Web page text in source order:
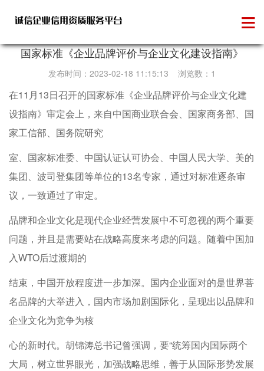
政策法规
国家标准《企业品牌评价与企业文化建设指南》
发布时间：2023-02-18 11:15:13 浏览数：1
在11月13日召开的国家标准《企业品牌评价与企业文化建
设指南》审定会上，来自中国商业联合会、国家商务部、国
家工信部、国务院研究
室、国家标准委、中国认证认可协会、中国人民大学、美的
集团、波司登集团等单位的13名专家，通过对标准逐条审
议，一致通过了审定。
品牌和企业文化是现代企业经营发展中不可忽视的两个重要
问题，并且是需要站在战略高度来考虑的问题。随着中国加
入WTO后过渡期的
结束，中国开放程度进一步加深。国内企业面对的是世界菩
名品牌的大举进入，国内市场加剧国际化，呈现出以品牌和
企业文化为竞争为核
心的新时代。胡锦涛总书记曾强调，要“统筹国内国际两个
大局，树立世界眼光，加强战略思维，善于从国际形势发展